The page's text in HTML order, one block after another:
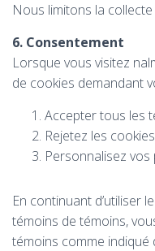
Nous limitons la
6. Consentement
Lorsque vous visitez
de cookies demandant
Accepter tous les
Rejetez les
Personnalisez
En continuant d’utiliser
témoins de témoins,
témoins comme indiqué